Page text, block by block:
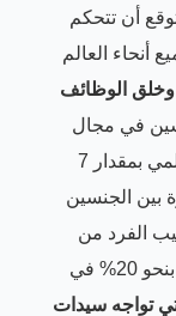
أن تتحكم
في جميع أنحاء العالم
وخلق الوظائف
في مجال
ريادة الأعمال يمكن أن يُعزز الاقتصاد العالمي بمقدار 7
بين الجنسين
الفرد من
إجمالي الناتج المحلي على المدى الطويل بنحو 20% في
تواجه سيدات